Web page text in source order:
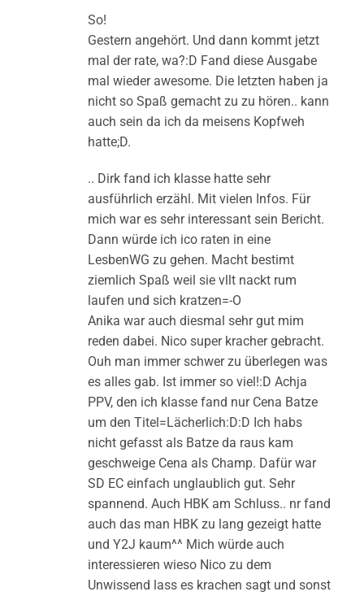
So!
Gestern angehört. Und dann kommt jetzt
mal der rate, wa?:D Fand diese Ausgabe
mal wieder awesome. Die letzten haben ja
nicht so Spaß gemacht zu zu hören.. kann
auch sein da ich da meisens Kopfweh
hatte;D.
.. Dirk fand ich klasse hatte sehr
ausführlich erzähl. Mit vielen Infos. Für
mich war es sehr interessant sein Bericht.
Dann würde ich ico raten in eine
LesbenWG zu gehen. Macht bestimt
ziemlich Spaß weil sie vllt nackt rum
laufen und sich kratzen=-O
Anika war auch diesmal sehr gut mim
reden dabei. Nico super kracher gebracht.
Ouh man immer schwer zu überlegen was
es alles gab. Ist immer so viel!:D Achja
PPV, den ich klasse fand nur Cena Batze
um den Titel=Lächerlich:D:D Ich habs
nicht gefasst als Batze da raus kam
geschweige Cena als Champ. Dafür war
SD EC einfach unglaublich gut. Sehr
spannend. Auch HBK am Schluss.. nr fand
auch das man HBK zu lang gezeigt hatte
und Y2J kaum^^ Mich würde auch
interessieren wieso Nico zu dem
Unwissend lass es krachen sagt und sonst